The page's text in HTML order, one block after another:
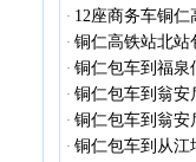
· 12座商务车铜
· 铜仁高铁站北站
· 铜仁包车到福泉
· 铜仁包车到翁安
· 铜仁包车到翁安
· 铜仁包车到从江